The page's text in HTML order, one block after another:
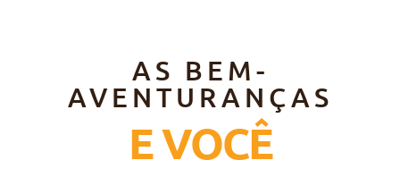
AS BEM-
AVENTURANÇAS
E VOCÊ